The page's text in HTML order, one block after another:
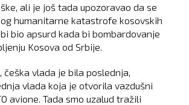
ali je još tada upozoravao da se
humanitarne katastrofe kosovskih
bio apsurd kada bi bombardovanje
Kosova od Srbije.
češka vlada je bila poslednja,
vlada koja je otvorila vazdušni
avione. Tada smo uzalud tražili